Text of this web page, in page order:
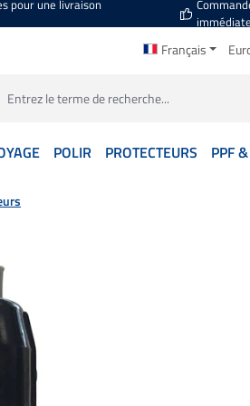
pour une livraison
Français
POLIR PROTECTEURS PPF